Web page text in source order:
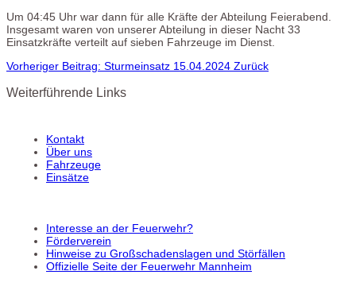
Um 04:45 Uhr war dann für alle Kräfte der Abteilung Feierabend.
Insgesamt waren von unserer Abteilung in dieser Nacht 33
Einsatzkräfte verteilt auf sieben Fahrzeuge im Dienst.
Vorheriger Beitrag: Sturmeinsatz 15.04.2024 Zurück
Weiterführende Links
Kontakt
Über uns
Fahrzeuge
Einsätze
Interesse an der Feuerwehr?
Förderverein
Hinweise zu Großschadenslagen und Störfällen
Offizielle Seite der Feuerwehr Mannheim